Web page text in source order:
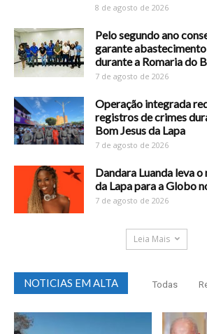
8 de agosto de 2026
Pelo segundo ano
garante
durante a Romaria do
7 de agosto de 2026
Operação integrada
registros de crimes
Bom Jesus da Lapa
7 de agosto de 2026
Dandara Luanda leva o
da Lapa para a Globo
7 de agosto de 2026
Leia Mais
NOTICIAS EM ALTA Todas